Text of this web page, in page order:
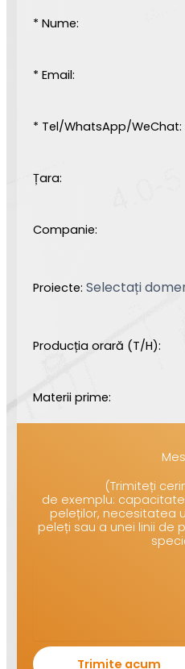
* Nume:
* Email:
* Tel/WhatsApp/WeChat:
Țara:
Companie:
Proiecte:
Producția orară (T/H):
Materii prime:
(Trimiteți
de exemplu:
peleților, necesitatea
peleți sau a unei linii de